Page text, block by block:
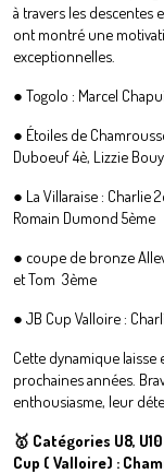
à travers les descentes
ont montré une
exceptionnelles.
● Togolo : Marcel
● Étoiles de
Duboeuf 4è, Lizzie
● La Villaraise : Charlie
Romain Dumond 5ème
● coupe de bronze
et Tom 3ème
● JB Cup Valloire :
Cette dynamique
prochaines années.
enthousiasme, leur
🥇 Catégories U8,
Cup ( Valloire) :